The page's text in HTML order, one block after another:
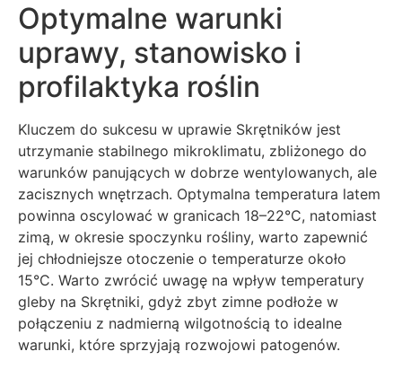
Optymalne warunki
uprawy, stanowisko i
profilaktyka roślin
Kluczem do sukcesu w uprawie Skrętników jest
utrzymanie stabilnego mikroklimatu, zbliżonego do
warunków panujących w dobrze wentylowanych, ale
zacisznych wnętrzach. Optymalna temperatura latem
powinna oscylować w granicach 18–22°C, natomiast
zimą, w okresie spoczynku rośliny, warto zapewnić
jej chłodniejsze otoczenie o temperaturze około
15°C. Warto zwrócić uwagę na wpływ temperatury
gleby na Skrętniki, gdyż zbyt zimne podłoże w
połączeniu z nadmierną wilgotnością to idealne
warunki, które sprzyjają rozwojowi patogenów.